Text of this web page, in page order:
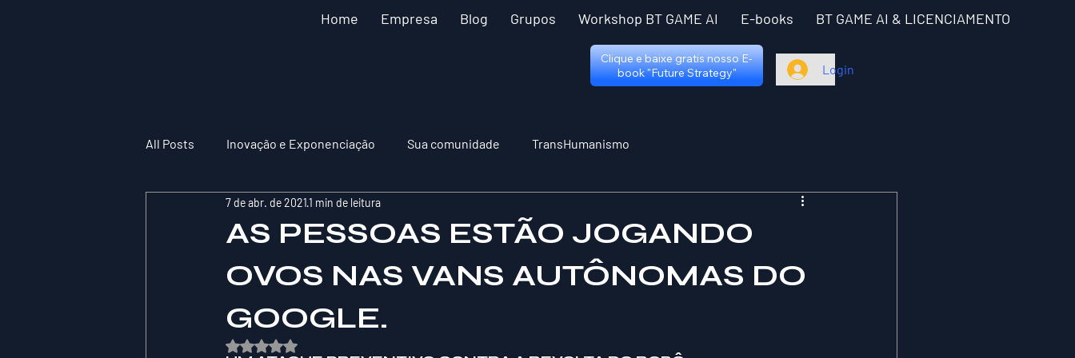
Home Empresa Blog Grupos Workshop BT GAME AI E-books BT GAME AI & LICENCIAMENTO
Clique e baixe gratis nosso E-
book "Future Strategy"
Login
All Posts Inovação e Exponenciação Sua comunidade TransHumanismo
AS PESSOAS ESTÃO JOGANDO
OVOS NAS VANS AUTÔNOMAS DO
GOOGLE.
7 de abr. de 20211 min de leitura
Avaliado com NaN de 5 estrelas.